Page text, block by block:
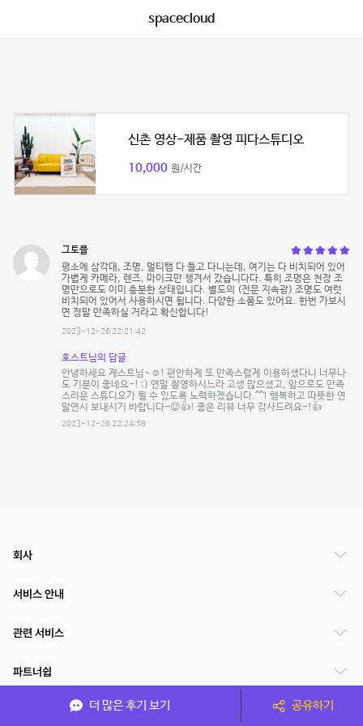
spacecloud
신촌 영상-제품 촬영 피다스튜디오
10,000 원/시간
그토플
평소에 삼각대, 조명, 멀티탭 다 들고 다니는데, 여기는 다 비치되어 있어
가볍게 카메라, 렌즈, 마이크만 챙겨서 갔습니다다. 특히 조명은 천장 조
명만으로도 이미 충분한 상태입니다. 별도의 (전문 지속광) 조명도 여럿
비치되어 있어서 사용하시면 됩니다. 다양한 소품도 있어요. 한번 가보시
면 정말 만족하실 거라고 확신합니다!
2023-12-26 22:21:42
호스트님의 답글
안녕하세요 게스트님~☺️! 편안하게 또 만족스럽게 이용하셨다니 너무나
도 기분이 좋네요-! :) 연말 촬영하시느라 고생 많으셨고, 앞으로도 만족
스러운 스튜디오가 될 수 있도록 노력하겠습니다.^^! 행복하고 따뜻한 연
말연시 보내시기 바랍니다-😉👍! 좋은 리뷰 너무 감사드려요-!👍
2023-12-26 22:24:58
더 많은 후기 보기 공유하기
회사
서비스 안내
관련 서비스
파트너쉽
서비스 제공 국가